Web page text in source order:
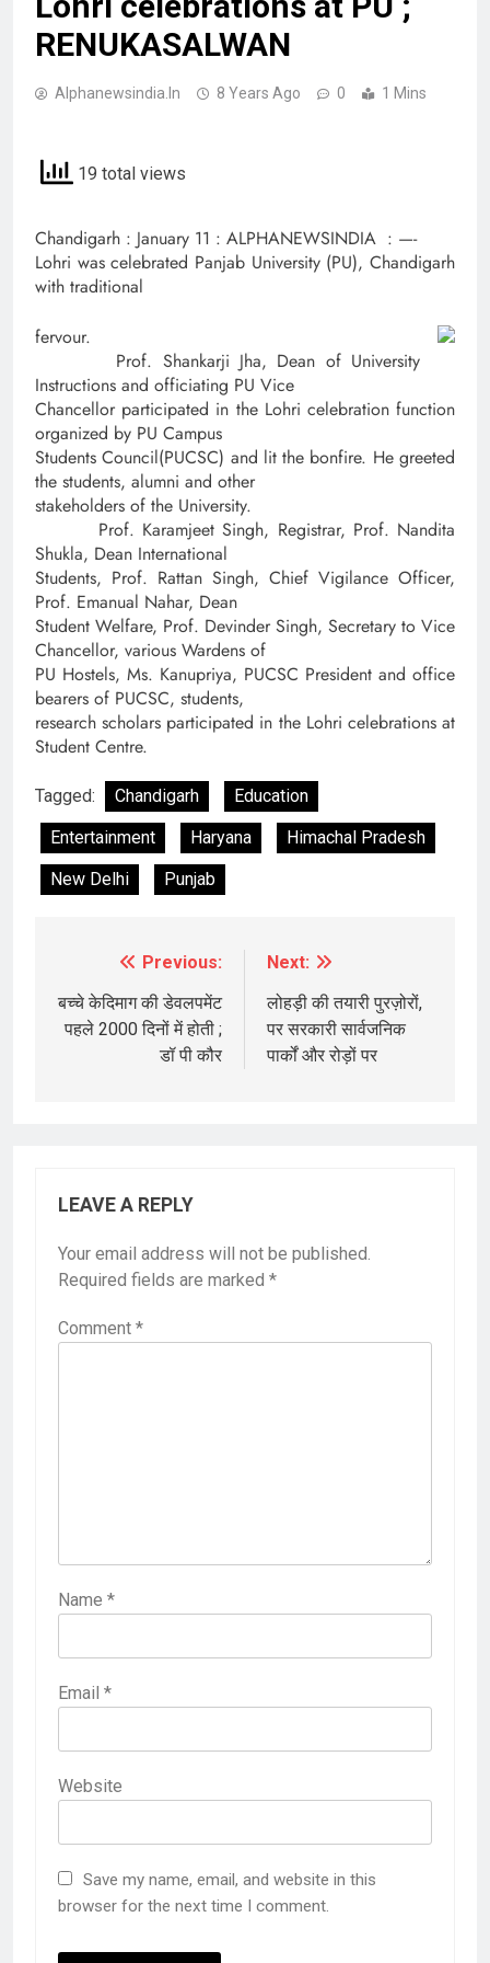
RENUKASALWAN
Alphanewsindia.in 8 Years Ago 0 1 Mins
19 total views
Chandigarh : January 11 : ALPHANEWSINDIA : —-
Lohri was celebrated Panjab University (PU), Chandigarh
with traditional
fervour.
Prof. Shankarji Jha, Dean of University
Instructions and officiating PU Vice
Chancellor participated in the Lohri celebration function
organized by PU Campus
Students Council(PUCSC) and lit the bonfire. He greeted
the students, alumni and other
stakeholders of the University.
Prof. Karamjeet Singh, Registrar, Prof. Nandita
Shukla, Dean International
Students, Prof. Rattan Singh, Chief Vigilance Officer,
Prof. Emanual Nahar, Dean
Student Welfare, Prof. Devinder Singh, Secretary to Vice
Chancellor, various Wardens of
PU Hostels, Ms. Kanupriya, PUCSC President and office
bearers of PUCSC, students,
research scholars participated in the Lohri celebrations at
Student Centre.
Tagged: Chandigarh
Education
Entertainment
Haryana
Himachal Pradesh
New Delhi
Punjab
navigation
Previous:
बच्चे केदिमाग की डेवलपमेंट
पहले 2000 दिनों में होती ;
डॉ पी कौर
Next:
लोहड़ी की तयारी पुरज़ोरों,
पर सरकारी सार्वजनिक
पार्कों और रोड़ों पर
LEAVE A REPLY
Your email address will not be published.
Required fields are marked *
Comment *
Name *
Email *
Website
Save my name, email, and website in this
browser for the next time I comment.